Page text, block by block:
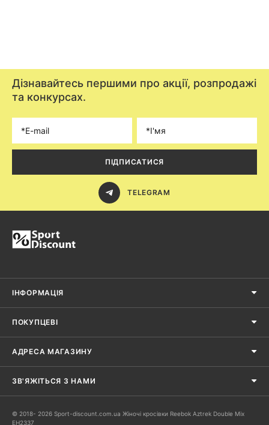
Дізнавайтесь першими про акції, розпродажі
та конкурсах.
ПІДПИСАТИСЯ
TELEGRAM
ІНФОРМАЦІЯ
ПОКУПЦЕВІ
АДРЕСА МАГАЗИНУ
ЗВ'ЯЖІТЬСЯ З НАМИ
© 2018- 2026 Sport-discount.com.ua Жіночі кросівки Reebok Aztrek Double Mix
EH2337